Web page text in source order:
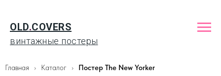
OLD.COVERS
винтажные постеры
Главная Каталог Постер The New Yorker